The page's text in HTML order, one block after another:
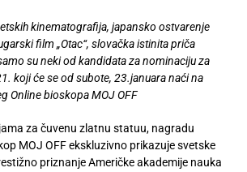
kinematografija, japansko ostvarenje
film „Otac“, slovačka istinita priča
su neki od kandidata za nominaciju za
koji će se od subote, 23.januara naći na
Online bioskopa MOJ OFF
za čuvenu zlatnu statuu, nagradu
MOJ OFF ekskluzivno prikazuje svetske
priznanje Američke akademije nauka